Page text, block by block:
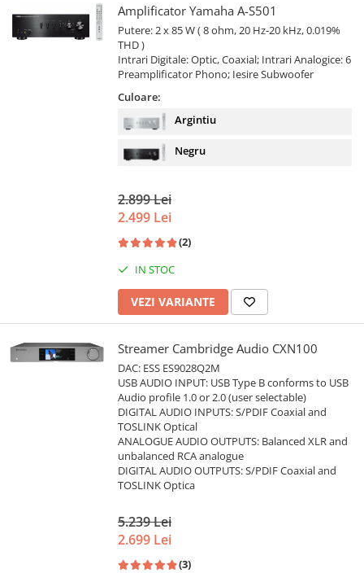
Amplificator Yamaha A-S501
Putere: 2 x 85 W ( 8 ohm, 20 Hz-20 kHz, 0.019%
THD )
Intrari Digitale: Optic, Coaxial; Intrari Analogice: 6
Preamplificator Phono; Iesire Subwoofer
Culoare:
Argintiu
Negru
2.899 Lei
2.499 Lei
(2)
IN STOC
VEZI VARIANTE
Streamer Cambridge Audio CXN100
DAC: ESS ES9028Q2M
USB AUDIO INPUT: USB Type B conforms to USB
Audio profile 1.0 or 2.0 (user selectable)
DIGITAL AUDIO INPUTS: S/PDIF Coaxial and
TOSLINK Optical
ANALOGUE AUDIO OUTPUTS: Balanced XLR and
unbalanced RCA analogue
DIGITAL AUDIO OUTPUTS: S/PDIF Coaxial and
TOSLINK Optica
5.239 Lei
2.699 Lei
(3)